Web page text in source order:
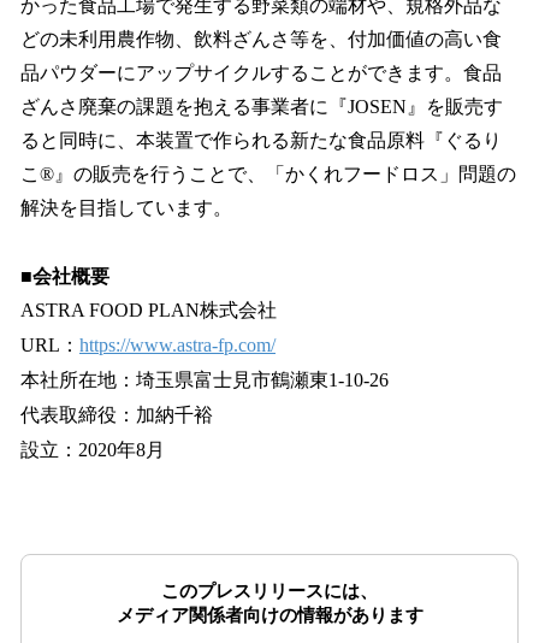
かった食品工場で発生する野菜類の端材や、規格外品な
どの未利用農作物、飲料ざんさ等を、付加価値の高い食
品パウダーにアップサイクルすることができます。食品
ざんさ廃棄の課題を抱える事業者に『JOSEN』を販売す
ると同時に、本装置で作られる新たな食品原料『ぐるり
こ®』の販売を行うことで、「かくれフードロス」問題の
解決を目指しています。
■会社概要
ASTRA FOOD PLAN株式会社
URL： https://www.astra-fp.com/
本社所在地：埼玉県富士見市鶴瀬東1-10-26
代表取締役：加納千裕
設立：2020年8月
このプレスリリースには、
メディア関係者向けの情報があります